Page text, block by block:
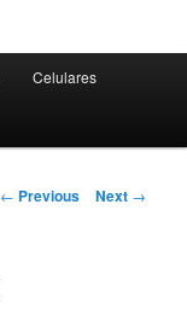
Celulares
Post
← Previous Next →